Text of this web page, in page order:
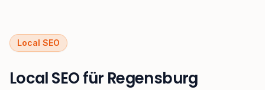
Local SEO
Local SEO für Regensburg